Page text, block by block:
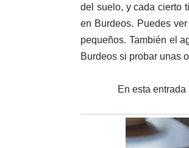
del suelo, y cada cierto
en Burdeos. Puedes
pequeños. También el
Burdeos si probar unas
En esta